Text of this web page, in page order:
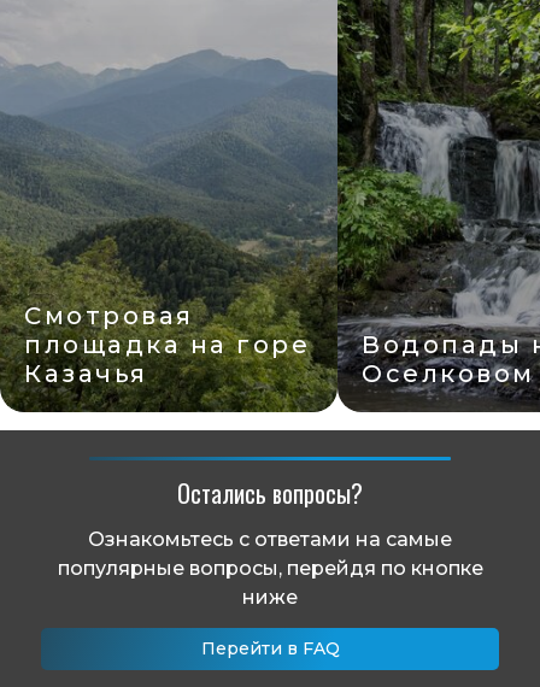
Смотровая
площадка на горе
Казачья
Водопады
Оселковом
Остались вопросы?
Перейти в FAQ
Ознакомьтесь с ответами на самые
популярные вопросы, перейдя по кнопке
ниже